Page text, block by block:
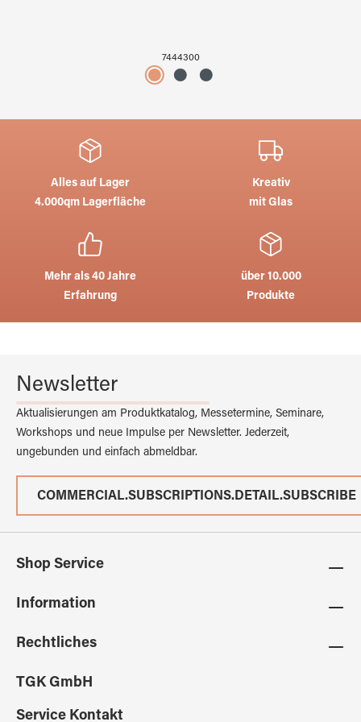
7444300
Alles auf Lager
4.000qm Lagerfläche
Kreativ
mit Glas
Mehr als 40 Jahre
Erfahrung
über 10.000
Produkte
Newsletter
Aktualisierungen am Produktkatalog, Messetermine, Seminare,
Workshops und neue Impulse per Newsletter. Jederzeit,
ungebunden und einfach abmeldbar.
COMMERCIAL.SUBSCRIPTIONS.DETAIL.SUBSCRIBE
Shop Service
Information
Rechtliches
TGK GmbH
Service Kontakt